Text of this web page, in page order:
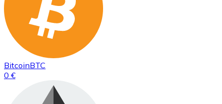
BitcoinBTC
0 €